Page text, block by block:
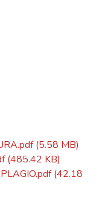
(5.58 MB)
(485.42 KB)
(42.18